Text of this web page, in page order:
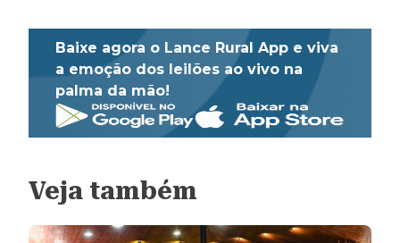
Baixe agora o Lance Rural App e viva
a emoção dos leilões ao vivo na
palma da mão!
Veja também